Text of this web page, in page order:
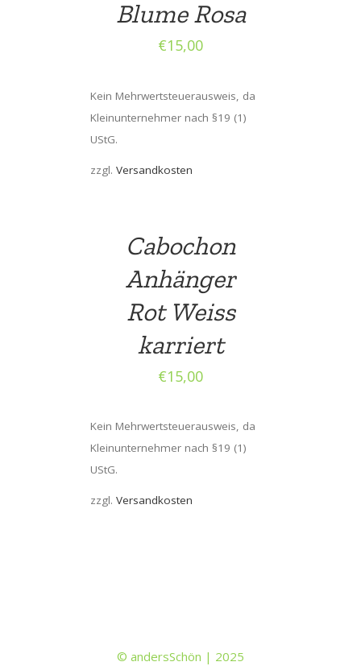
Blume Rosa
€15,00
Kein Mehrwertsteuerausweis, da
Kleinunternehmer nach §19 (1)
UStG.
zzgl. Versandkosten
Cabochon
Anhänger
Rot Weiss
karriert
€15,00
Kein Mehrwertsteuerausweis, da
Kleinunternehmer nach §19 (1)
UStG.
zzgl. Versandkosten
© andersSchön | 2025